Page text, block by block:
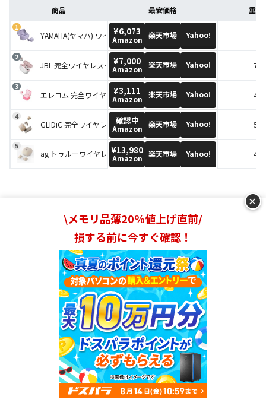
ランキングを見る
商品 最安価格 重さ
YAMAHA(ヤマハ) ワイヤレスイヤホン TW-E3B(V)
¥6,073
Amazon 楽天市場 Yahoo!
JBL 完全ワイヤレスイヤホン TUNE120 TWS
¥7,000
Amazon 楽天市場 Yahoo! 7.0
エレコム 完全ワイヤレスステレオヘッドホン LBT-TWSP3PN
¥3,111
Amazon 楽天市場 Yahoo! 4.0
GLIDiC 完全ワイヤレスイヤホン Sound Air TW-5000
確認中
Amazon 楽天市場 Yahoo! 5.0
ag トゥルーワイヤレスイヤホン TWS03R
¥13,980
Amazon 楽天市場 Yahoo! 4.1
【7,000円以下】かわいいワイヤレスイヤホン
人気おすすめ5選
7000円以下イヤホンはこんな方におすすめ！
ワイヤレスイヤホンの使用経験がある
長く使えるワイヤレスイヤホンがほしい
音質にもこだわりたい
4000~7000円の価格帯になると、音質もしっかりしたもの
+
\メモリ品薄20%値上げ直前/
損する前に今すぐ確認！